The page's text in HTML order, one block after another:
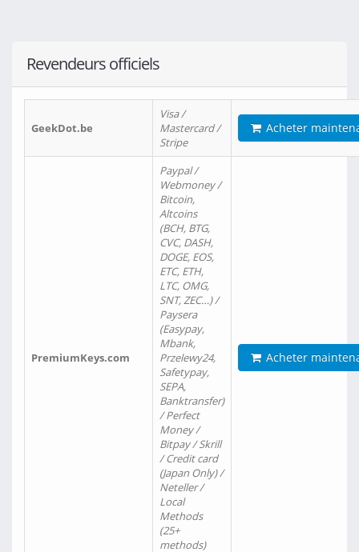
Revendeurs officiels
GeekDot.be
Visa /
Mastercard /
Stripe
Acheter
PremiumKeys.com
Paypal /
Webmoney /
Bitcoin,
Altcoins
(BCH, BTG,
CVC, DASH,
DOGE, EOS,
ETC, ETH,
LTC, OMG,
SNT, ZEC…) /
Paysera
(Easypay,
Mbank,
Przelewy24,
Safetypay,
SEPA,
Banktransfer)
/ Perfect
Money /
Bitpay / Skrill
/ Credit card
(Japan Only) /
Neteller /
Local
Methods
(25+
methods)
Acheter